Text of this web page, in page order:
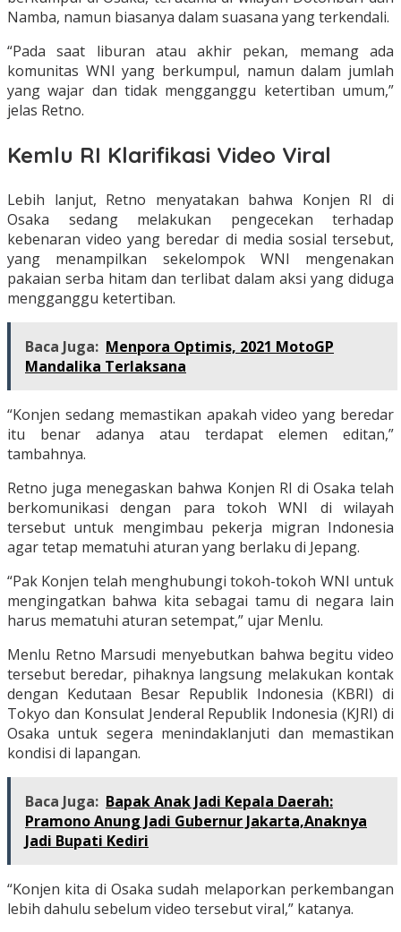
Namba, namun biasanya dalam suasana yang terkendali.
“Pada saat liburan atau akhir pekan, memang ada
komunitas WNI yang berkumpul, namun dalam jumlah
yang wajar dan tidak mengganggu ketertiban umum,”
jelas Retno.
Kemlu RI Klarifikasi Video Viral
Lebih lanjut, Retno menyatakan bahwa Konjen RI di
Osaka sedang melakukan pengecekan terhadap
kebenaran video yang beredar di media sosial tersebut,
yang menampilkan sekelompok WNI mengenakan
pakaian serba hitam dan terlibat dalam aksi yang diduga
mengganggu ketertiban.
Baca Juga: Menpora Optimis, 2021 MotoGP
Mandalika Terlaksana
“Konjen sedang memastikan apakah video yang beredar
itu benar adanya atau terdapat elemen editan,”
tambahnya.
Retno juga menegaskan bahwa Konjen RI di Osaka telah
berkomunikasi dengan para tokoh WNI di wilayah
tersebut untuk mengimbau pekerja migran Indonesia
agar tetap mematuhi aturan yang berlaku di Jepang.
“Pak Konjen telah menghubungi tokoh-tokoh WNI untuk
mengingatkan bahwa kita sebagai tamu di negara lain
harus mematuhi aturan setempat,” ujar Menlu.
Menlu Retno Marsudi menyebutkan bahwa begitu video
tersebut beredar, pihaknya langsung melakukan kontak
dengan Kedutaan Besar Republik Indonesia (KBRI) di
Tokyo dan Konsulat Jenderal Republik Indonesia (KJRI) di
Osaka untuk segera menindaklanjuti dan memastikan
kondisi di lapangan.
Baca Juga: Bapak Anak Jadi Kepala Daerah:
Pramono Anung Jadi Gubernur Jakarta,Anaknya
Jadi Bupati Kediri
“Konjen kita di Osaka sudah melaporkan perkembangan
lebih dahulu sebelum video tersebut viral,” katanya.